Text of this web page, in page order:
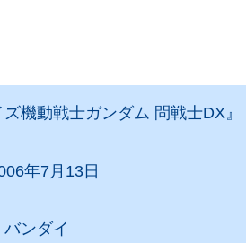
機動戦士ガンダム 問戦士DX』
年7月13日
ンダイ